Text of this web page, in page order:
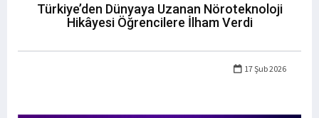
Türkiye’den Dünyaya Uzanan Nöroteknoloji
Hikâyesi Öğrencilere İlham Verdi
17 Şub 2026